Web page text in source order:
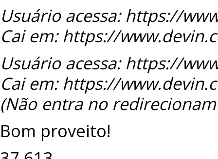
Usuário acessa: https://
Cai em: https://
Usuário acessa: https://
Cai em: https://
(Não entra no
Bom proveito!